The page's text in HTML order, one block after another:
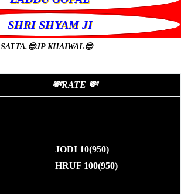
SHRI SHYAM JI
SATTA.😎JP KHAIWAL😎
💸RATE 💸
JODI 10(950)
HRUF 100(950)